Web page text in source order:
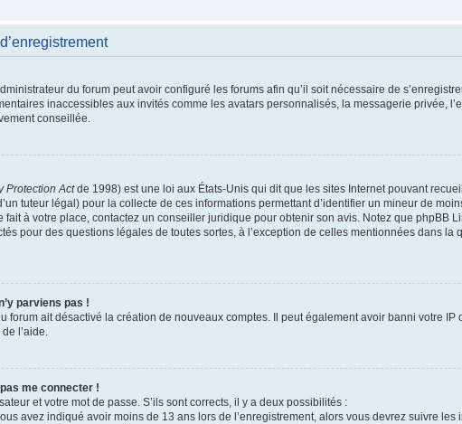
du forum peut avoir configuré les forums afin qu’il soit nécessaire de
inaccessibles aux invités comme les avatars personnalisés, la messagerie privée,
conseillée.
Protection Actde 1998) est une loi aux États-Unis qui dit que les sites Internet pouvant
tuteur légal) pour la collecte de ces informations permettant d’identifier un mineur de
fait à votre place, contactez un conseiller juridique pour obtenir son avis. Notez que phpBB
pour des questions légales de toutes sortes, à l’exception de celles mentionnées dans
parviens pas !
forum ait désactivé la création de nouveaux comptes. Il peut également avoir banni votre
l’aide.
me connecter !
et votre mot de passe. S’ils sont corrects, il y a deux possibilités :
avez indiqué avoir moins de 13 ans lors de l’enregistrement, alors vous devrez suivre